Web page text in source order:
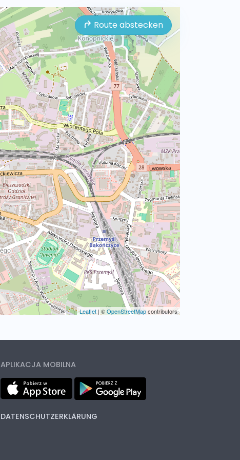
Route abstecken
Leaflet | ©OpenStreetMapcontributors
APLIKACJA MOBILNA
DATENSCHUTZERKLÄRUNG